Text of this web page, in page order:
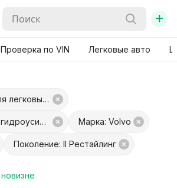
+
Проверка по VIN Легковые авто
Тип: Запчасти для легковых авто
Запчасть: Бачок гидроусилителя Марка: Volvo
Поколение: II Рестайлинг